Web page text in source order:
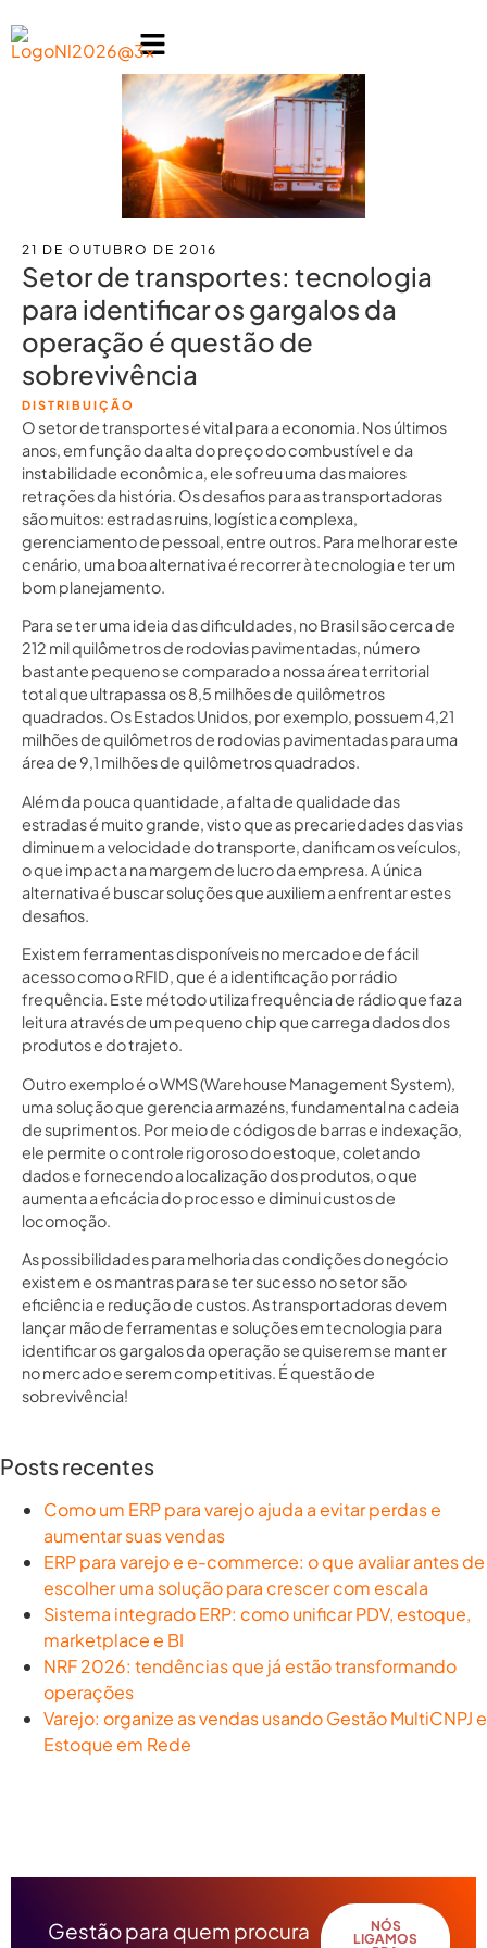
21 DE OUTUBRO DE 2016
Setor de transportes: tecnologia
para identificar os gargalos da
operação é questão de
sobrevivência
DISTRIBUIÇÃO
O setor de transportes é vital para a economia. Nos últimos
anos, em função da alta do preço do combustível e da
instabilidade econômica, ele sofreu uma das maiores
retrações da história. Os desafios para as transportadoras
são muitos: estradas ruins, logística complexa,
gerenciamento de pessoal, entre outros. Para melhorar este
cenário, uma boa alternativa é recorrer à tecnologia e ter um
bom planejamento.
Para se ter uma ideia das dificuldades, no Brasil são cerca de
212 mil quilômetros de rodovias pavimentadas, número
bastante pequeno se comparado a nossa área territorial
total que ultrapassa os 8,5 milhões de quilômetros
quadrados. Os Estados Unidos, por exemplo, possuem 4,21
milhões de quilômetros de rodovias pavimentadas para uma
área de 9,1 milhões de quilômetros quadrados.
Além da pouca quantidade, a falta de qualidade das
estradas é muito grande, visto que as precariedades das vias
diminuem a velocidade do transporte, danificam os veículos,
o que impacta na margem de lucro da empresa. A única
alternativa é buscar soluções que auxiliem a enfrentar estes
desafios.
Existem ferramentas disponíveis no mercado e de fácil
acesso como o RFID, que é a identificação por rádio
frequência. Este método utiliza frequência de rádio que faz a
leitura através de um pequeno chip que carrega dados dos
produtos e do trajeto.
Outro exemplo é o WMS (Warehouse Management System),
uma solução que gerencia armazéns, fundamental na cadeia
de suprimentos. Por meio de códigos de barras e indexação,
ele permite o controle rigoroso do estoque, coletando
dados e fornecendo a localização dos produtos, o que
aumenta a eficácia do processo e diminui custos de
locomoção.
As possibilidades para melhoria das condições do negócio
existem e os mantras para se ter sucesso no setor são
eficiência e redução de custos. As transportadoras devem
lançar mão de ferramentas e soluções em tecnologia para
identificar os gargalos da operação se quiserem se manter
no mercado e serem competitivas. É questão de
sobrevivência!
Posts recentes
Como um ERP para varejo ajuda a evitar perdas e
aumentar suas vendas
ERP para varejo e e-commerce: o que avaliar antes de
escolher uma solução para crescer com escala
Sistema integrado ERP: como unificar PDV, estoque,
marketplace e BI
NRF 2026: tendências que já estão transformando
operações
Varejo: organize as vendas usando Gestão MultiCNPJ e
Estoque em Rede
Gestão para quem procura
NÓS
LIGAMOS